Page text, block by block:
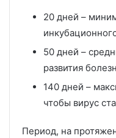
20 дней –
50 дней –
развития
140 дней –
чтобы вирус
Период, на